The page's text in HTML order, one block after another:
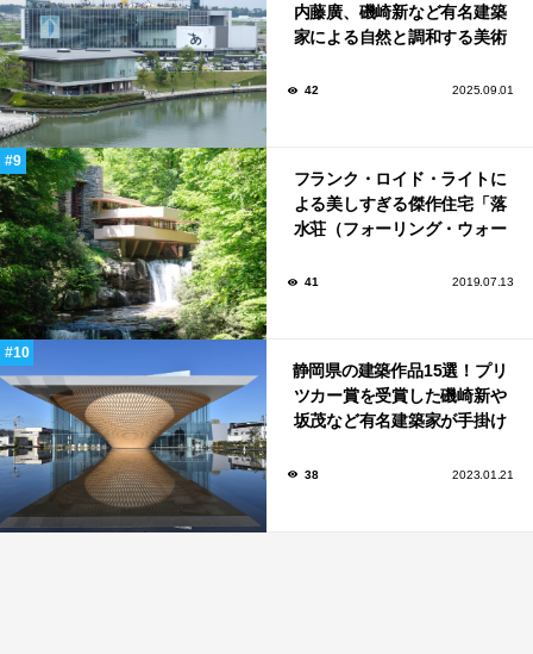
内藤廣、磯崎新など有名建築
家による自然と調和する美術
42 2025.09.01
フランク・ロイド・ライトに
よる美しすぎる傑作住宅「落
水荘（フォーリング・ウォー
41 2019.07.13
静岡県の建築作品15選！プリ
ツカー賞を受賞した磯崎新や
坂茂など有名建築家が手掛け
38 2023.01.21